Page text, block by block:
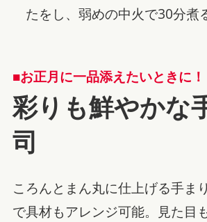
たをし、弱めの中火で30分煮
■お正月に一品添えたいときに！
彩りも鮮やかな
司
ころんとまん丸に仕上げる手ま
で具材もアレンジ可能。見た目